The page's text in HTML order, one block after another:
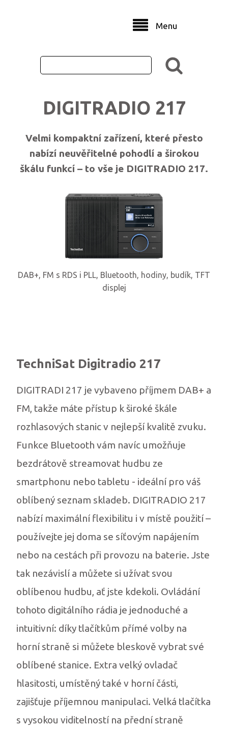
Menu
DIGITRADIO 217
Velmi kompaktní zařízení, které přesto
nabízí neuvěřitelné pohodlí a širokou
škálu funkcí – to vše je DIGITRADIO 217.
DAB+, FM s RDS i PLL, Bluetooth, hodiny, budík, TFT
displej
TechniSat Digitradio 217
DIGITRADI 217 je vybaveno příjmem DAB+ a
FM, takže máte přístup k široké škále
rozhlasových stanic v nejlepší kvalitě zvuku.
Funkce Bluetooth vám navíc umožňuje
bezdrátově streamovat hudbu ze
smartphonu nebo tabletu - ideální pro váš
oblíbený seznam skladeb. DIGITRADIO 217
nabízí maximální flexibilitu i v místě použití –
používejte jej doma se síťovým napájením
nebo na cestách při provozu na baterie. Jste
tak nezávislí a můžete si užívat svou
oblíbenou hudbu, ať jste kdekoli. Ovládání
tohoto digitálního rádia je jednoduché a
intuitivní: díky tlačítkům přímé volby na
horní straně si můžete bleskově vybrat své
oblíbené stanice. Extra velký ovladač
hlasitosti, umístěný také v horní části,
zajišťuje příjemnou manipulaci. Velká tlačítka
s vysokou viditelností na přední straně